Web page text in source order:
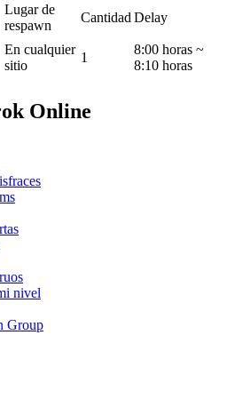
Lugar de
respawn
Cantidad Delay
En cualquier
sitio
1
8:00 horas ~
8:10 horas
Online
nivel
Group